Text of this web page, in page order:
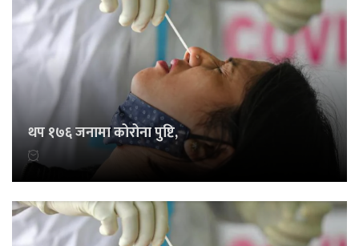
थप १७६ जनामा कोरोना पुष्टि,